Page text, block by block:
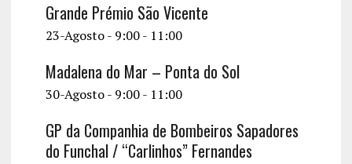
Grande Prémio São Vicente
23-Agosto - 9:00- 11:00
Madalena do Mar – Ponta do Sol
30-Agosto - 9:00- 11:00
GP da Companhia de Bombeiros Sapadores
do Funchal / “Carlinhos” Fernandes